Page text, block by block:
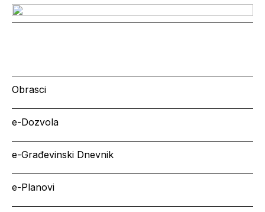
Obrasci
e-Dozvola
e-Građevinski Dnevnik
e-Planovi